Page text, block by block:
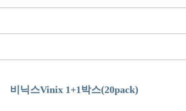
비닉스Vinix 1+1박스(20pack)